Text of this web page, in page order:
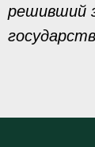
решивший